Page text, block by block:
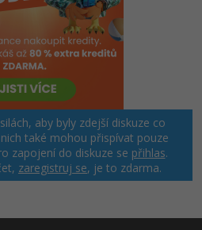
aby byly zdejší diskuze co
také mohou přispívat pouze
zapojení do diskuze se přihlas.
zaregistruj se, je to zdarma.